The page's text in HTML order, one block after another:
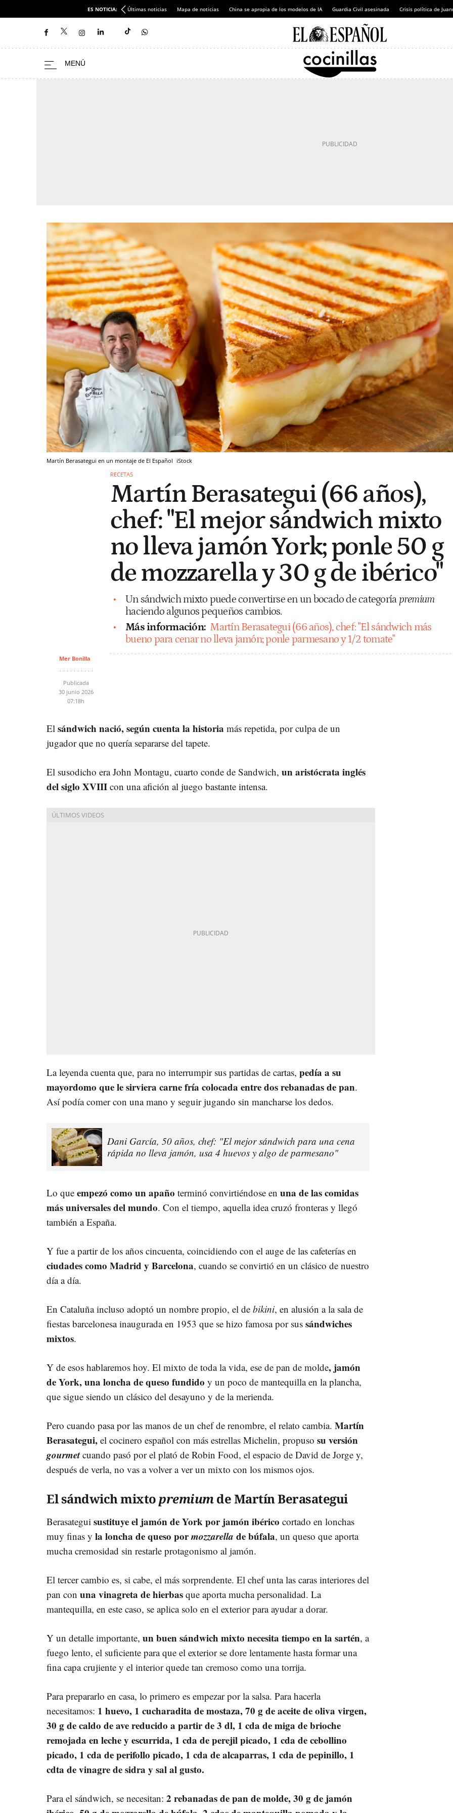
ES NOTICIA: Últimas noticias Mapa de noticias China se apropia de los modelos de IA Guardia Civil asesinada Crisis política de
Martín Berasategui en un montaje de El Español iStock
RECETAS
Martín Berasategui (66 años),
chef: "El mejor sándwich mixto
no lleva jamón York; ponle 50 g
de mozzarella y 30 g de ibérico"
Un sándwich mixto puede convertirse en un bocado de categoría premium
haciendo algunos pequeños cambios.
Más información: Martín Berasategui (66 años), chef: "El sándwich más
bueno para cenar no lleva jamón; ponle parmesano y 1/2 tomate"
Mer Bonilla
Publicada
30 junio 2026
07:18h
El sándwich nació, según cuenta la historia más repetida, por culpa de un
jugador que no quería separarse del tapete.
El susodicho era John Montagu, cuarto conde de Sandwich, un aristócrata inglés
del siglo XVIII con una afición al juego bastante intensa.
La leyenda cuenta que, para no interrumpir sus partidas de cartas, pedía a su
mayordomo que le sirviera carne fría colocada entre dos rebanadas de pan.
Así podía comer con una mano y seguir jugando sin mancharse los dedos.
Dani García, 50 años, chef: "El mejor sándwich para una cena
rápida no lleva jamón, usa 4 huevos y algo de parmesano"
Lo que empezó como un apaño terminó convirtiéndose en una de las comidas
más universales del mundo. Con el tiempo, aquella idea cruzó fronteras y llegó
también a España.
Y fue a partir de los años cincuenta, coincidiendo con el auge de las cafeterías en
ciudades como Madrid y Barcelona, cuando se convirtió en un clásico de nuestro
día a día.
En Cataluña incluso adoptó un nombre propio, el de bikini, en alusión a la sala de
fiestas barcelonesa inaugurada en 1953 que se hizo famosa por sus sándwiches
mixtos.
Y de esos hablaremos hoy. El mixto de toda la vida, ese de pan de molde, jamón
de York, una loncha de queso fundido y un poco de mantequilla en la plancha,
que sigue siendo un clásico del desayuno y de la merienda.
Pero cuando pasa por las manos de un chef de renombre, el relato cambia. Martín
Berasategui, el cocinero español con más estrellas Michelin, propuso su versión
gourmetcuando pasó por el plató de Robin Food, el espacio de David de Jorge y,
después de verla, no vas a volver a ver un mixto con los mismos ojos.
El sándwich mixtopremiumde Martín Berasategui
Berasategui sustituye el jamón de York por jamón ibérico cortado en lonchas
muy finas y la loncha de queso pormozzarella de búfala, un queso que aporta
mucha cremosidad sin restarle protagonismo al jamón.
El tercer cambio es, si cabe, el más sorprendente. El chef unta las caras interiores del
pan con una vinagreta de hierbas que aporta mucha personalidad. La
mantequilla, en este caso, se aplica solo en el exterior para ayudar a dorar.
Y un detalle importante, un buen sándwich mixto necesita tiempo en la sartén, a
fuego lento, el suficiente para que el exterior se dore lentamente hasta formar una
fina capa crujiente y el interior quede tan cremoso como una torrija.
Para prepararlo en casa, lo primero es empezar por la salsa. Para hacerla
necesitamos: 1 huevo, 1 cucharadita de mostaza, 70 g de aceite de oliva virgen,
30 g de caldo de ave reducido a partir de 3 dl, 1 cda de miga de brioche
remojada en leche y escurrida, 1 cda de perejil picado, 1 cda de cebollino
picado, 1 cda de perifollo picado, 1 cda de alcaparras, 1 cda de pepinillo, 1
cdta de vinagre de sidra y sal al gusto.
Para el sándwich, se necesitan: 2 rebanadas de pan de molde, 30 g de jamón